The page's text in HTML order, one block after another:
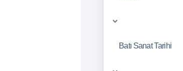
Batı Sanat Tarihi